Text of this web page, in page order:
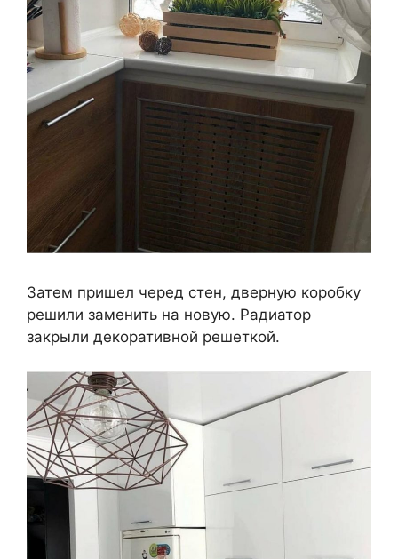
Затем пришел черед стен, дверную коробку
решили заменить на новую. Радиатор
закрыли декоративной решеткой.